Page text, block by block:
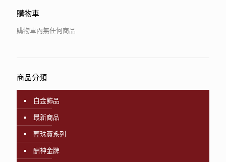
購物車
購物車內無任何商品
商品分類
白金飾品
最新商品
輕珠寶系列
酬神金牌